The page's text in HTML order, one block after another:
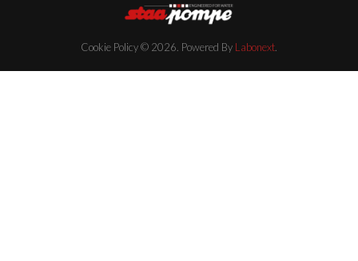
Cookie Policy© 2026. Powered By Labonext